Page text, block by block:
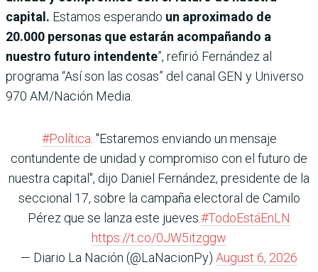
capital. Estamos esperando un aproximado de
20.000 personas que estarán acompañando a
nuestro futuro intendente”, refirió Fernández al
programa “Así son las cosas” del canal GEN y Universo
970 AM/Nación Media.
#Política . "Estaremos enviando un mensaje
contundente de unidad y compromiso con el futuro de
nuestra capital", dijo Daniel Fernández, presidente de la
seccional 17, sobre la campaña electoral de Camilo
Pérez que se lanza este jueves.#TodoEstáEnLN
https://t.co/0JW5itzggw
— Diario La Nación (@LaNacionPy) August 6, 2026